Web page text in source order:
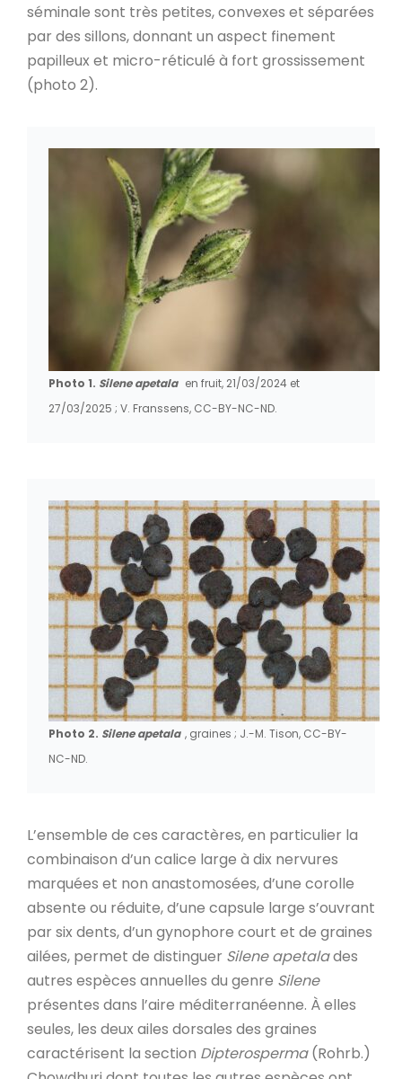
séminale sont très petites, convexes et séparées
par des sillons, donnant un aspect finement
papilleux et micro-réticulé à fort grossissement
(photo 2).
Photo 1. Silene apetala en fruit, 21/03/2024 et
27/03/2025 ; V. Franssens, CC-BY-NC-ND.
Photo 2. Silene apetala , graines ; J.-M. Tison, CC-BY-
NC-ND.
L’ensemble de ces caractères, en particulier la
combinaison d’un calice large à dix nervures
marquées et non anastomosées, d’une corolle
absente ou réduite, d’une capsule large s’ouvrant
par six dents, d’un gynophore court et de graines
ailées, permet de distinguer Silene apetalades
autres espèces annuelles du genre Silene
présentes dans l’aire méditerranéenne. À elles
seules, les deux ailes dorsales des graines
caractérisent la section Dipterosperma(Rohrb.)